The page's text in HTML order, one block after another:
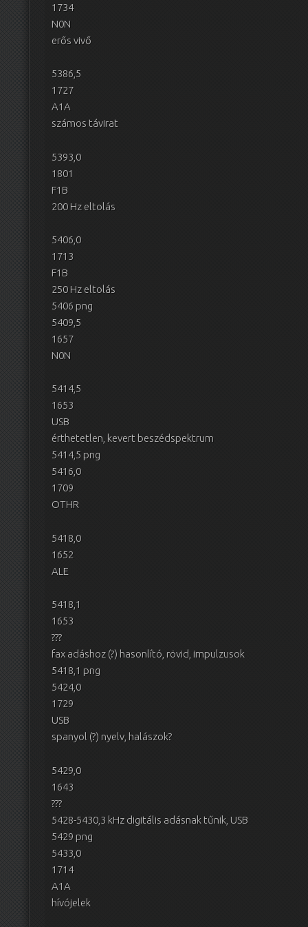
1734
N0N
erős vivő
5386,5
1727
A1A
számos távirat
5393,0
1801
F1B
200 Hz eltolás
5406,0
1713
F1B
250 Hz eltolás
5406 png
5409,5
1657
N0N
5414,5
1653
USB
érthetetlen, kevert beszédspektrum
5414,5 png
5416,0
1709
OTHR
5418,0
1652
ALE
5418,1
1653
???
fax adáshoz (?) hasonlító, rövid, impulzusok
5418,1 png
5424,0
1729
USB
spanyol (?) nyelv, halászok?
5429,0
1643
???
5428-5430,3 kHz digitális adásnak tűnik, USB
5429 png
5433,0
1714
A1A
hívójelek